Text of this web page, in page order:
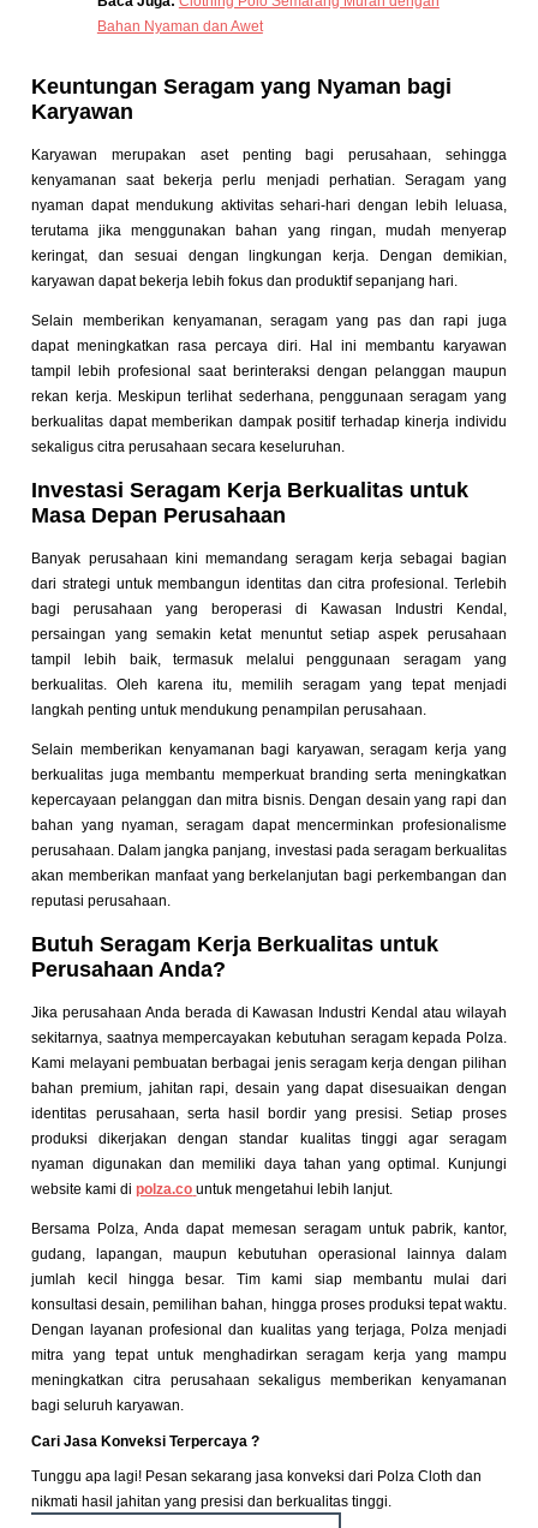
Bahan Nyaman dan Awet
Keuntungan Seragam yang Nyaman bagi
Karyawan
Karyawan merupakan aset penting bagi perusahaan, sehingga
kenyamanan saat bekerja perlu menjadi perhatian. Seragam yang
nyaman dapat mendukung aktivitas sehari-hari dengan lebih leluasa,
terutama jika menggunakan bahan yang ringan, mudah menyerap
keringat, dan sesuai dengan lingkungan kerja. Dengan demikian,
karyawan dapat bekerja lebih fokus dan produktif sepanjang hari.
Selain memberikan kenyamanan, seragam yang pas dan rapi juga
dapat meningkatkan rasa percaya diri. Hal ini membantu karyawan
tampil lebih profesional saat berinteraksi dengan pelanggan maupun
rekan kerja. Meskipun terlihat sederhana, penggunaan seragam yang
berkualitas dapat memberikan dampak positif terhadap kinerja individu
sekaligus citra perusahaan secara keseluruhan.
Investasi Seragam Kerja Berkualitas untuk
Masa Depan Perusahaan
Banyak perusahaan kini memandang seragam kerja sebagai bagian
dari strategi untuk membangun identitas dan citra profesional. Terlebih
bagi perusahaan yang beroperasi di Kawasan Industri Kendal,
persaingan yang semakin ketat menuntut setiap aspek perusahaan
tampil lebih baik, termasuk melalui penggunaan seragam yang
berkualitas. Oleh karena itu, memilih seragam yang tepat menjadi
langkah penting untuk mendukung penampilan perusahaan.
Selain memberikan kenyamanan bagi karyawan, seragam kerja yang
berkualitas juga membantu memperkuat branding serta meningkatkan
kepercayaan pelanggan dan mitra bisnis. Dengan desain yang rapi dan
bahan yang nyaman, seragam dapat mencerminkan profesionalisme
perusahaan. Dalam jangka panjang, investasi pada seragam berkualitas
akan memberikan manfaat yang berkelanjutan bagi perkembangan dan
reputasi perusahaan.
Butuh Seragam Kerja Berkualitas untuk
Perusahaan Anda?
Jika perusahaan Anda berada di Kawasan Industri Kendal atau wilayah
sekitarnya, saatnya mempercayakan kebutuhan seragam kepada Polza.
Kami melayani pembuatan berbagai jenis seragam kerja dengan pilihan
bahan premium, jahitan rapi, desain yang dapat disesuaikan dengan
identitas perusahaan, serta hasil bordir yang presisi. Setiap proses
produksi dikerjakan dengan standar kualitas tinggi agar seragam
nyaman digunakan dan memiliki daya tahan yang optimal. Kunjungi
website kami dipolza.co untuk mengetahui lebih lanjut.
Bersama Polza, Anda dapat memesan seragam untuk pabrik, kantor,
gudang, lapangan, maupun kebutuhan operasional lainnya dalam
jumlah kecil hingga besar. Tim kami siap membantu mulai dari
konsultasi desain, pemilihan bahan, hingga proses produksi tepat waktu.
Dengan layanan profesional dan kualitas yang terjaga, Polza menjadi
mitra yang tepat untuk menghadirkan seragam kerja yang mampu
meningkatkan citra perusahaan sekaligus memberikan kenyamanan
bagi seluruh karyawan.
Cari Jasa Konveksi Terpercaya ?
Tunggu apa lagi! Pesan sekarang jasa konveksi dari Polza Cloth dan
nikmati hasil jahitan yang presisi dan berkualitas tinggi.